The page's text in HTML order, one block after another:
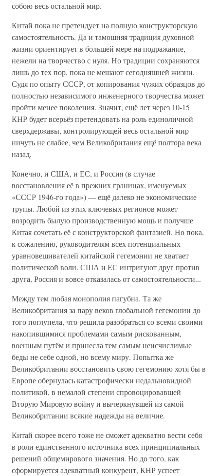
собою весь остальной мир.
Китай пока не претендует на полную конструкторскую
самостоятельность. Да и тамошняя традиция духовной
жизни ориентирует в большей мере на подражание,
нежели на творчество с нуля. Но традиции сохраняются
лишь до тех пор, пока не мешают сегодняшней жизни.
Судя по опыту СССР, от копирования чужих образцов до
полностью независимого инженерного творчества может
пройти менее поколения. Значит, ещё лет через 10-15
КНР будет всерьёз претендовать на роль единоличной
сверхдержавы, контролирующей весь остальной мир
ничуть не слабее, чем Великобритания ещё полтора века
назад.
Конечно, и США, и ЕС, и Россия (в случае
восстановления её в прежних границах, именуемых
«СССР 1946-го года») — ещё далеко не экономические
трупы. Любой из этих ключевых регионов может
возродить былую производственную мощь и получше
Китая сочетать её с конструкторской фантазией. Но пока,
к сожалению, руководителям всех потенциальных
уравновешивателей китайской гегемонии не хватает
политической воли. США и ЕС интригуют друг против
друга, Россия и вовсе отказалась от самостоятельности...
Между тем любая монополия пагубна. Та же
Великобритания за пару веков глобальной гегемонии до
того поглупела, что решила разобраться со всеми своими
накопившимися проблемами самым рискованным,
военным путём и принесла тем самым неисчислимые
беды не себе одной, но всему миру. Попытка же
Великобритании восстановить свою гегемонию хотя бы в
Европе обернулась катастрофически недальновидной
политикой, в немалой степени спровоцировавшей
Вторую Мировую войну и вычеркнувшей из самой
Великобритании всякие надежды на величие.
Китай скорее всего тоже не сможет адекватно вести себя
в роли единственного источника всех принципиальных
решений общемирового значения. Но до того, как
сформируется адекватный конкурент, КНР успеет